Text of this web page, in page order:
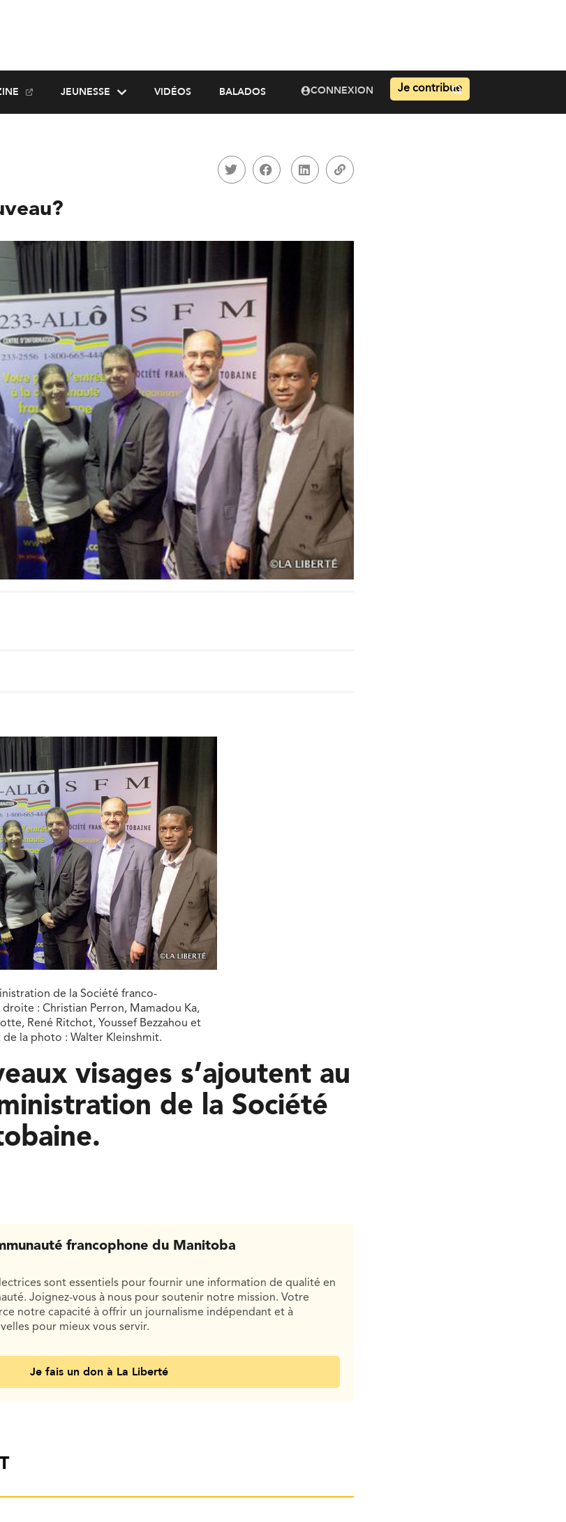
JEUNESSE VIDÉOS BALADOS CONNEXION Je contribue
de la Société franco-
: Christian Perron, Mamadou Ka,
René Ritchot, Youssef Bezzahou et
de la photo : Walter Kleinshmit.
visages s’ajoutent au
de la Société
francophone du Manitoba
sont essentiels pour fournir une information de qualité en
Joignez-vous à nous pour soutenir notre mission. Votre
notre capacité à offrir un journalisme indépendant et à
pour mieux vous servir.
Je fais un don à La Liberté